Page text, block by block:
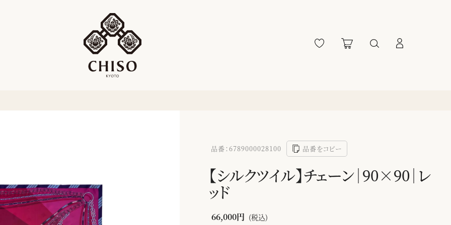
品番：6789000028100 品番をコピー
【シルクツイル】チェーン｜90×90｜レ
ッド
66,000円 (税込)